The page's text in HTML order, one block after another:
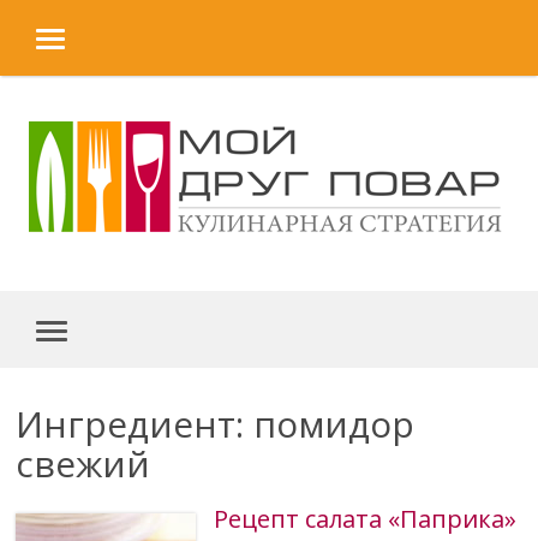
MENU
MENU
Ингредиент: помидор
свежий
Рецепт салата «Паприка»